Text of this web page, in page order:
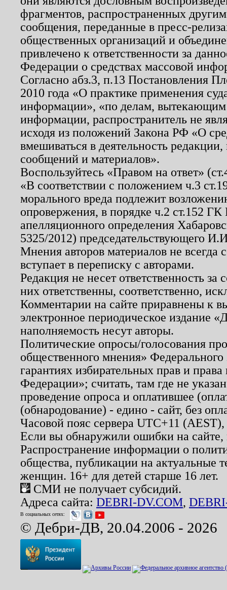
фрагментов, распространенных
сообщения, переданные в пресс-
общественных организаций и
привлечено к ответственности за
Федерации о средствах массовой
Согласно абз.3, п.13 Постановления
2010 года «О практике применения
информации», «по делам, вытекающим
информации, распространитель не
исходя из положений Закона РФ «О
вмешиваться в деятельность
сообщений и материалов».
Воспользуйтесь «Правом на ответ»
«В соответствии с положением ч.3
морального вреда подлежит
опровержения, в порядке ч.2 ст.152
апелляционного определения
5325/2012) председательствующего
Мнения авторов материалов не
вступает в переписку с авторами.
Редакция не несет ответственность
них ответственны, соответственно,
Комментарии на сайте приравнены к
электронное периодическое издание
наполняемость несут авторы.
Политические опросы/голосования
общественного мнения»
гарантиях избирательных прав и
Федерации»; считать, там где не
проведение опроса и оплатившее
(обнародование) - едино - сайт, без
Часовой пояс сервера UTC+11
Если вы обнаружили ошибки на
Распространение информации о
общества, публикации на актуальные
женщин. 16+ для детей старше 16 лет.
СМИ не получает субсидий.
Адреса сайта: DEBRI-DV.COM,
В социальных сетях:
© Дебри-ДВ, 20.04.2006 - 2026